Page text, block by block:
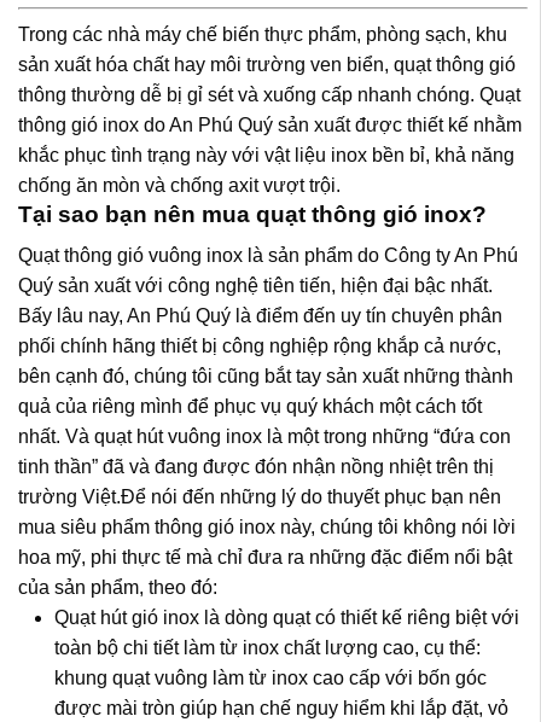
Trong các nhà máy chế biến thực phẩm, phòng sạch, khu
sản xuất hóa chất hay môi trường ven biển, quạt thông gió
thông thường dễ bị gỉ sét và xuống cấp nhanh chóng. Quạt
thông gió inox do An Phú Quý sản xuất được thiết kế nhằm
khắc phục tình trạng này với vật liệu inox bền bỉ, khả năng
chống ăn mòn và chống axit vượt trội.
Tại sao bạn nên mua quạt thông gió inox?
Quạt thông gió vuông inox là sản phẩm do Công ty An Phú
Quý sản xuất với công nghệ tiên tiến, hiện đại bậc nhất.
Bấy lâu nay, An Phú Quý là điểm đến uy tín chuyên phân
phối chính hãng thiết bị công nghiệp rộng khắp cả nước,
bên cạnh đó, chúng tôi cũng bắt tay sản xuất những thành
quả của riêng mình để phục vụ quý khách một cách tốt
nhất. Và quạt hút vuông inox là một trong những “đứa con
tinh thần” đã và đang được đón nhận nồng nhiệt trên thị
trường Việt.Để nói đến những lý do thuyết phục bạn nên
mua siêu phẩm thông gió inox này, chúng tôi không nói lời
hoa mỹ, phi thực tế mà chỉ đưa ra những đặc điểm nổi bật
của sản phẩm, theo đó:
Quạt hút gió inox là dòng quạt có thiết kế riêng biệt với
toàn bộ chi tiết làm từ inox chất lượng cao, cụ thể:
khung quạt vuông làm từ inox cao cấp với bốn góc
được mài tròn giúp hạn chế nguy hiểm khi lắp đặt, vỏ